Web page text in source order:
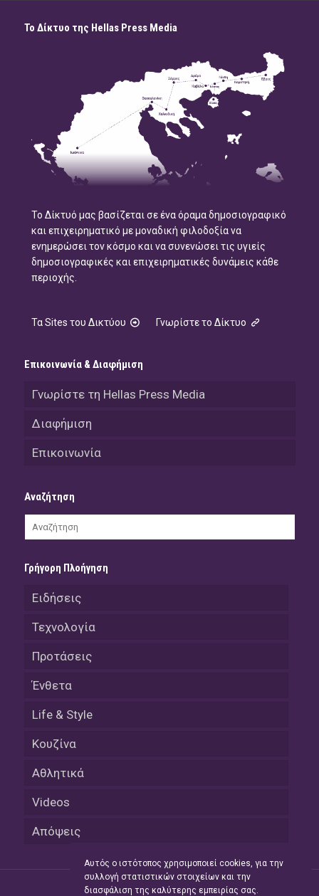
Το Δίκτυο της Hellas Press Media
Το Δίκτυό μας βασίζεται σε ένα όραμα δημοσιογραφικό
και επιχειρηματικό με μοναδική φιλοδοξία να
ενημερώσει τον κόσμο και να συνενώσει τις υγιείς
δημοσιογραφικές και επιχειρηματικές δυνάμεις κάθε
περιοχής.
Τα Sites του Δικτύου Γνωρίστε το Δίκτυο
Επικοινωνία & Διαφήμιση
Γνωρίστε τη Hellas Press Media
Διαφήμιση
Επικοινωνία
Αναζήτηση
Γρήγορη Πλοήγηση
Ειδήσεις
Τεχνολογία
Προτάσεις
Ένθετα
Life & Style
Κουζίνα
Αθλητικά
Videos
Απόψεις
Αυτός ο ιστότοπος χρησιμοποιεί cookies, για την
συλλογή στατιστικών στοιχείων και την
διασφάλιση της καλύτερης εμπειρίας σας.